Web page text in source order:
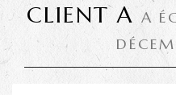
CLIENT A A